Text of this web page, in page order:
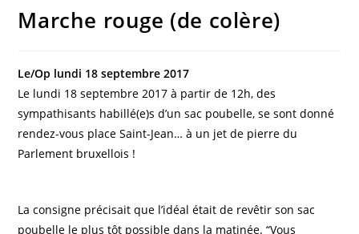
Marche rouge (de colère)
Le/Op lundi 18 septembre 2017
Le lundi 18 septembre 2017 à partir de 12h, des
sympathisants habillé(e)s d’un sac poubelle, se sont donné
rendez-vous place Saint-Jean… à un jet de pierre du
Parlement bruxellois !
La consigne précisait que l’idéal était de revêtir son sac
poubelle le plus tôt possible dans la matinée. “Vous